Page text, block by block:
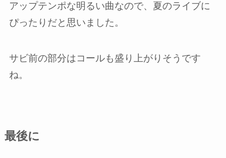
アップテンポな明るい曲なので、夏のライブに
ぴったりだと思いました。
サビ前の部分はコールも盛り上がりそうです
ね。
最後に